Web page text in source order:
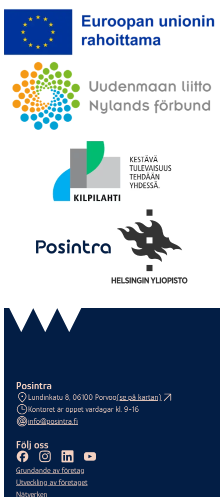
Posintra
Lundinkatu 8, 06100 Porvoo(se på kartan)
Kontoret är öppet vardagar kl. 9-16
info@posintra.fi
Följ oss
FacebookInstagramLinkedInYoutube
Grundande av företag
Utveckling av företaget
Nätverken